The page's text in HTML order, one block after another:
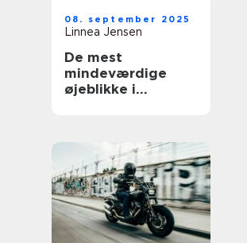
08. september 2025
Linnea Jensen
De mest
mindeværdige
øjeblikke i